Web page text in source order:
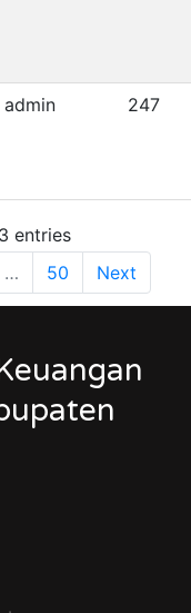
admin 247
entries
… 50 Next